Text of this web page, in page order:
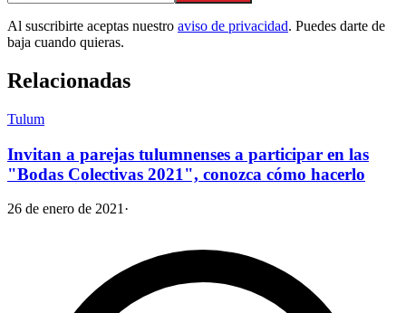
Al suscribirte aceptas nuestro aviso de privacidad. Puedes darte de
baja cuando quieras.
Relacionadas
Tulum
Invitan a parejas tulumnenses a participar en las
"Bodas Colectivas 2021", conozca cómo hacerlo
26 de enero de 2021 ·